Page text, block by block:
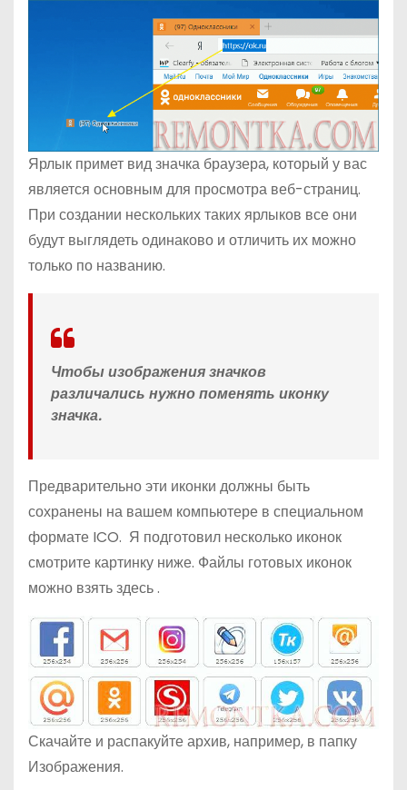
Ярлык примет вид значка браузера, который у вас
является основным для просмотра веб-страниц.
При создании нескольких таких ярлыков все они
будут выглядеть одинаково и отличить их можно
только по названию.
Чтобы изображения значков
различались нужно поменять иконку
значка.
Предварительно эти иконки должны быть
сохранены на вашем компьютере в специальном
формате ICO. Я подготовил несколько иконок
смотрите картинку ниже. Файлы готовых иконок
можно взятьздесь.
Скачайте и распакуйте архив, например, в папку
Изображения.